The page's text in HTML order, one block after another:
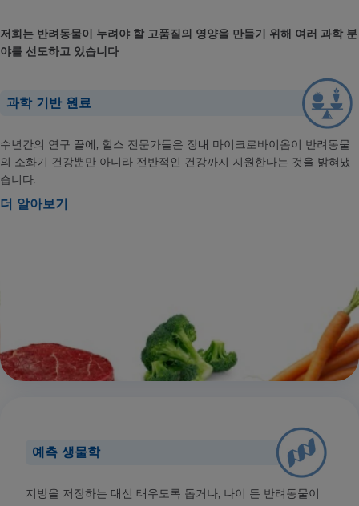
저희는 반려동물이 누려야 할 고품질의 영양을 만들기 위해 여러 과학 분
야를 선도하고 있습니다
과학 기반 원료
수년간의 연구 끝에, 힐스 전문가들은 장내 마이크로바이옴이 반려동물
의 소화기 건강뿐만 아니라 전반적인 건강까지 지원한다는 것을 밝혀냈
습니다.
더 알아보기
예측 생물학
지방을 저장하는 대신 태우도록 돕거나, 나이 든 반려동물이